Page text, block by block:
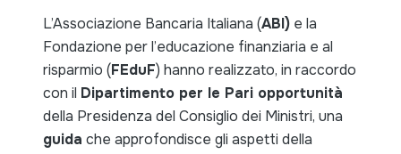
L’Associazione Bancaria Italiana (ABI) e la
Fondazione per l’educazione finanziaria e al
risparmio (FEduF) hanno realizzato, in raccordo
con il Dipartimento per le Pari opportunità
della Presidenza del Consiglio dei Ministri, una
guida che approfondisce gli aspetti della